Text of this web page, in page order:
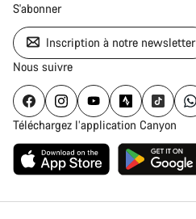
S'abonner
Inscription à notre newsletter
Nous suivre
Téléchargez l’application Canyon